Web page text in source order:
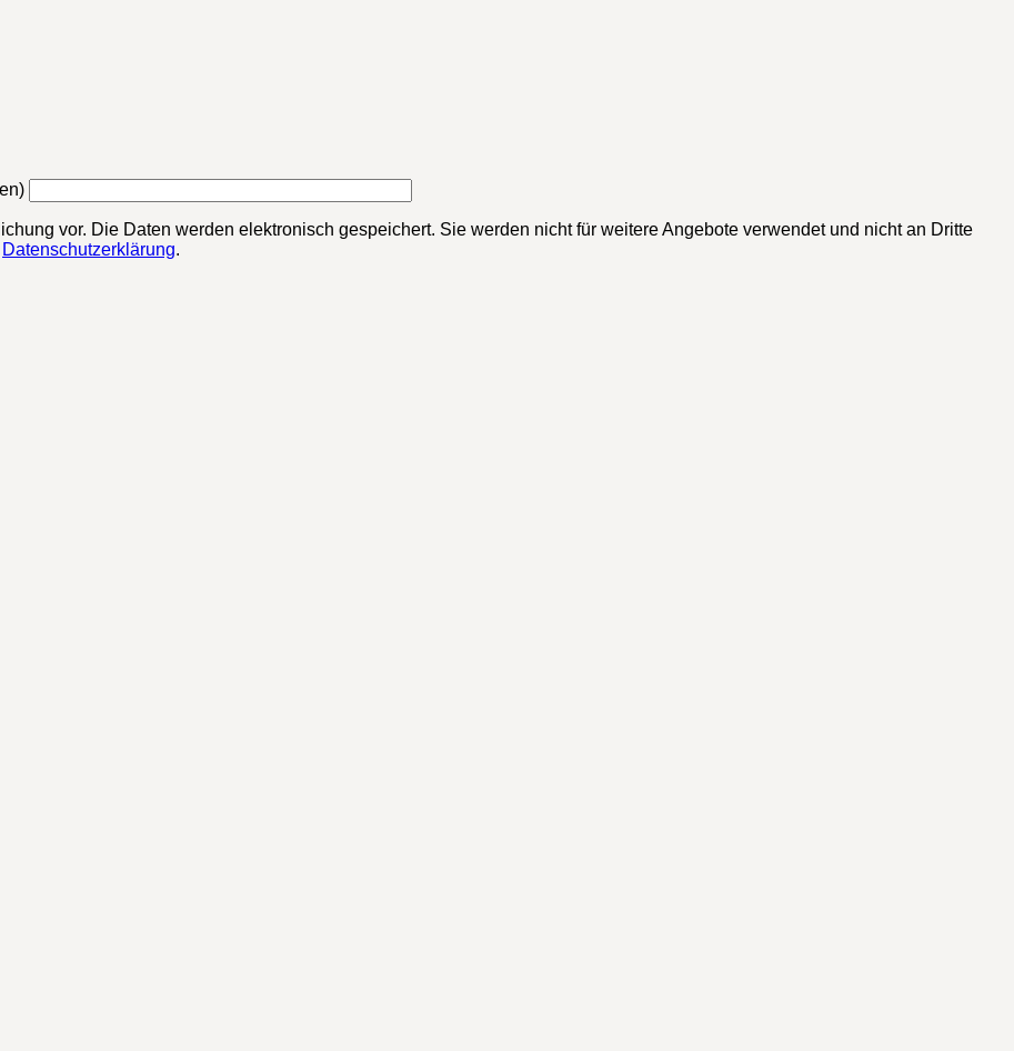
vor. Die Daten werden elektronisch gespeichert. Sie werden nicht für weitere Angebote verwendet und nicht an Dritte
Datenschutzerklärung.